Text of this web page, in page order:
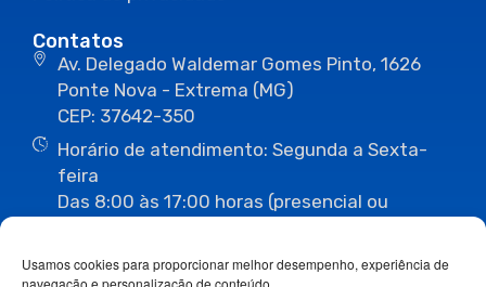
Usamos cookies para proporcionar melhor desempenho, experiência de
navegação e personalização de conteúdo.
Contatos
Av. Delegado Waldemar Gomes Pinto, 1626
Ponte Nova - Extrema (MG)
CEP: 37642-350
Horário de atendimento: Segunda a Sexta-
feira
Das 8:00 às 17:00 horas (presencial ou
(35) 3435-1112 (35) 3435-3063